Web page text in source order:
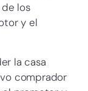
los
y el
la casa
comprador